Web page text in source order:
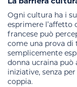
Ogni cultura ha i
esprimere
francese può
come una prova di
semplicemente
donna ucraina può
iniziative, senza
coppia.